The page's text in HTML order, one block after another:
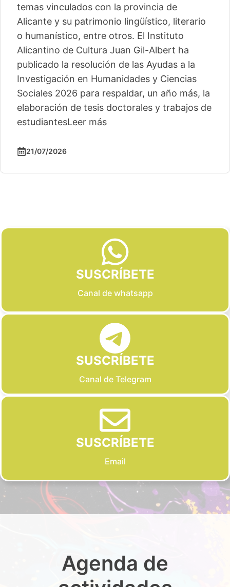
temas vinculados con la provincia de
Alicante y su patrimonio lingüístico, literario
o humanístico, entre otros. El Instituto
Alicantino de Cultura Juan Gil-Albert ha
publicado la resolución de las Ayudas a la
Investigación en Humanidades y Ciencias
Sociales 2026 para respaldar, un año más, la
elaboración de tesis doctorales y trabajos de
estudiantesLeer más
21/07/2026
SUSCRÍBETE
Canal de whatsapp
SUSCRÍBETE
Canal de Telegram
SUSCRÍBETE
Email
Agenda de